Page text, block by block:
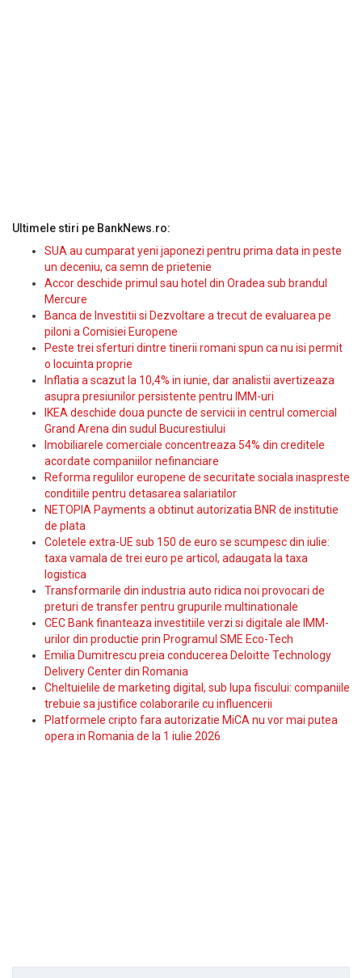
Ultimele stiri pe BankNews.ro:
SUA au cumparat yeni japonezi pentru prima data in peste
un deceniu, ca semn de prietenie
Accor deschide primul sau hotel din Oradea sub brandul
Mercure
Banca de Investitii si Dezvoltare a trecut de evaluarea pe
piloni a Comisiei Europene
Peste trei sferturi dintre tinerii romani spun ca nu isi permit
o locuinta proprie
Inflatia a scazut la 10,4% in iunie, dar analistii avertizeaza
asupra presiunilor persistente pentru IMM-uri
IKEA deschide doua puncte de servicii in centrul comercial
Grand Arena din sudul Bucurestiului
Imobiliarele comerciale concentreaza 54% din creditele
acordate companiilor nefinanciare
Reforma regulilor europene de securitate sociala inaspreste
conditiile pentru detasarea salariatilor
NETOPIA Payments a obtinut autorizatia BNR de institutie
de plata
Coletele extra-UE sub 150 de euro se scumpesc din iulie:
taxa vamala de trei euro pe articol, adaugata la taxa
logistica
Transformarile din industria auto ridica noi provocari de
preturi de transfer pentru grupurile multinationale
CEC Bank finanteaza investitiile verzi si digitale ale IMM-
urilor din productie prin Programul SME Eco-Tech
Emilia Dumitrescu preia conducerea Deloitte Technology
Delivery Center din Romania
Cheltuielile de marketing digital, sub lupa fiscului: companiile
trebuie sa justifice colaborarile cu influencerii
Platformele cripto fara autorizatie MiCA nu vor mai putea
opera in Romania de la 1 iulie 2026